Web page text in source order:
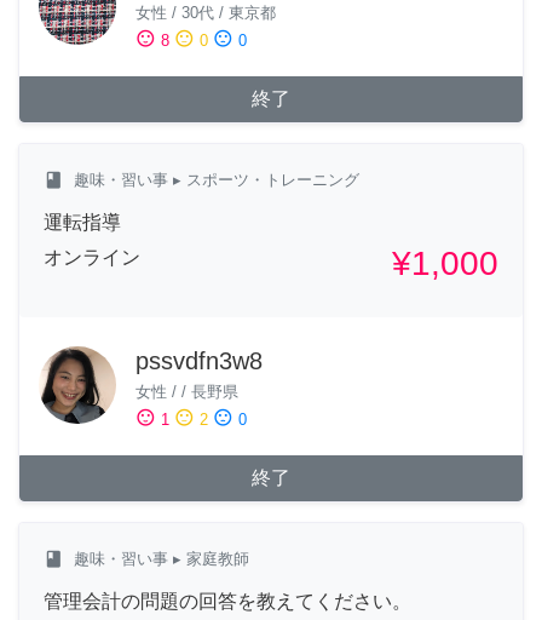
女性 / 30代 / 東京都
sentiment_satisfied 8 sentiment_neutral 0 sentiment_dissatisfied 0
終了
class 趣味・習い事 ▸ スポーツ・トレーニング
運転指導
オンライン
¥1,000
pssvdfn3w8
女性 / / 長野県
sentiment_satisfied 1 sentiment_neutral 2 sentiment_dissatisfied 0
終了
class 趣味・習い事 ▸ 家庭教師
管理会計の問題の回答を教えてください。